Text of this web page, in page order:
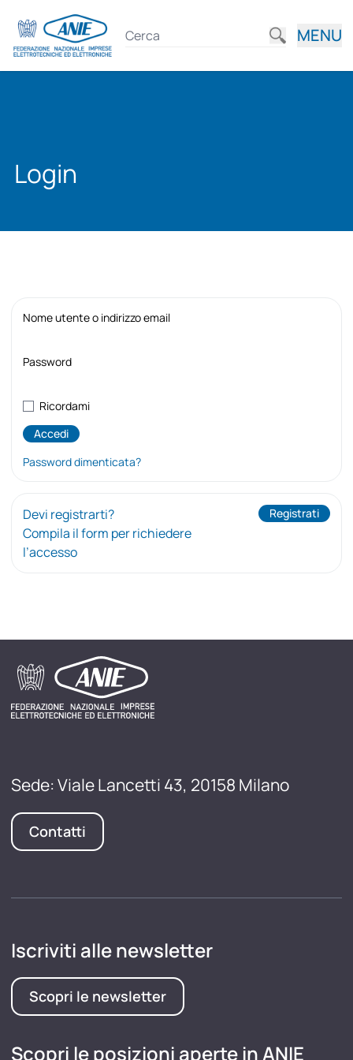
MENU
Login
Nome utente o indirizzo email
Password
Ricordami
Password dimenticata?
Devi registrarti?
Compila il form per richiedere
l’accesso
Registrati
Sede: Viale Lancetti 43, 20158 Milano
Contatti
Iscriviti alle newsletter
Scopri le newsletter
Scopri le posizioni aperte in ANIE